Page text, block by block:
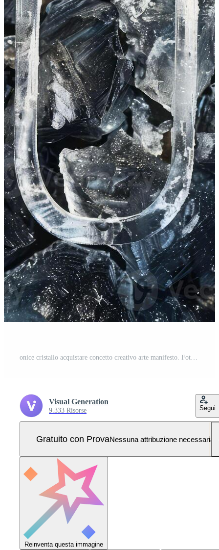
onice cristallo acquistare concetto creativo arte manifesto. Foto Pro
Visual Generation
9.333 Risorse Segui
Gratuito con ProvaNessuna attribuzione necessaria
Reinventa questa immagine